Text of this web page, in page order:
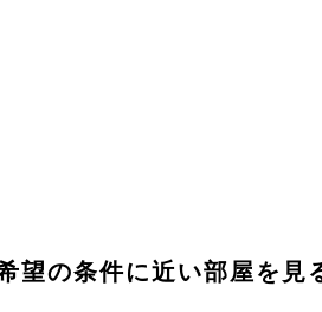
望の条件に近い部屋を見